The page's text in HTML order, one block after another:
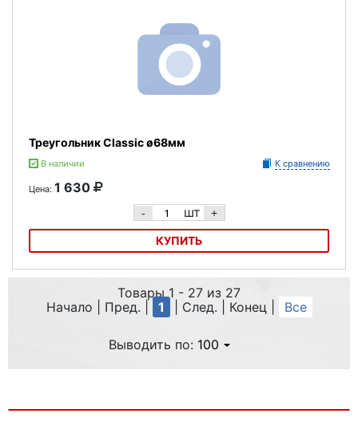
Треугольник Classic ø68мм
В наличии К сравнению
Цена: 1 630
- шт +
КУПИТЬ
Товары 1 - 27 из 27
Начало | Пред. |
1 | След. | Конец Все
Выводить по: 100